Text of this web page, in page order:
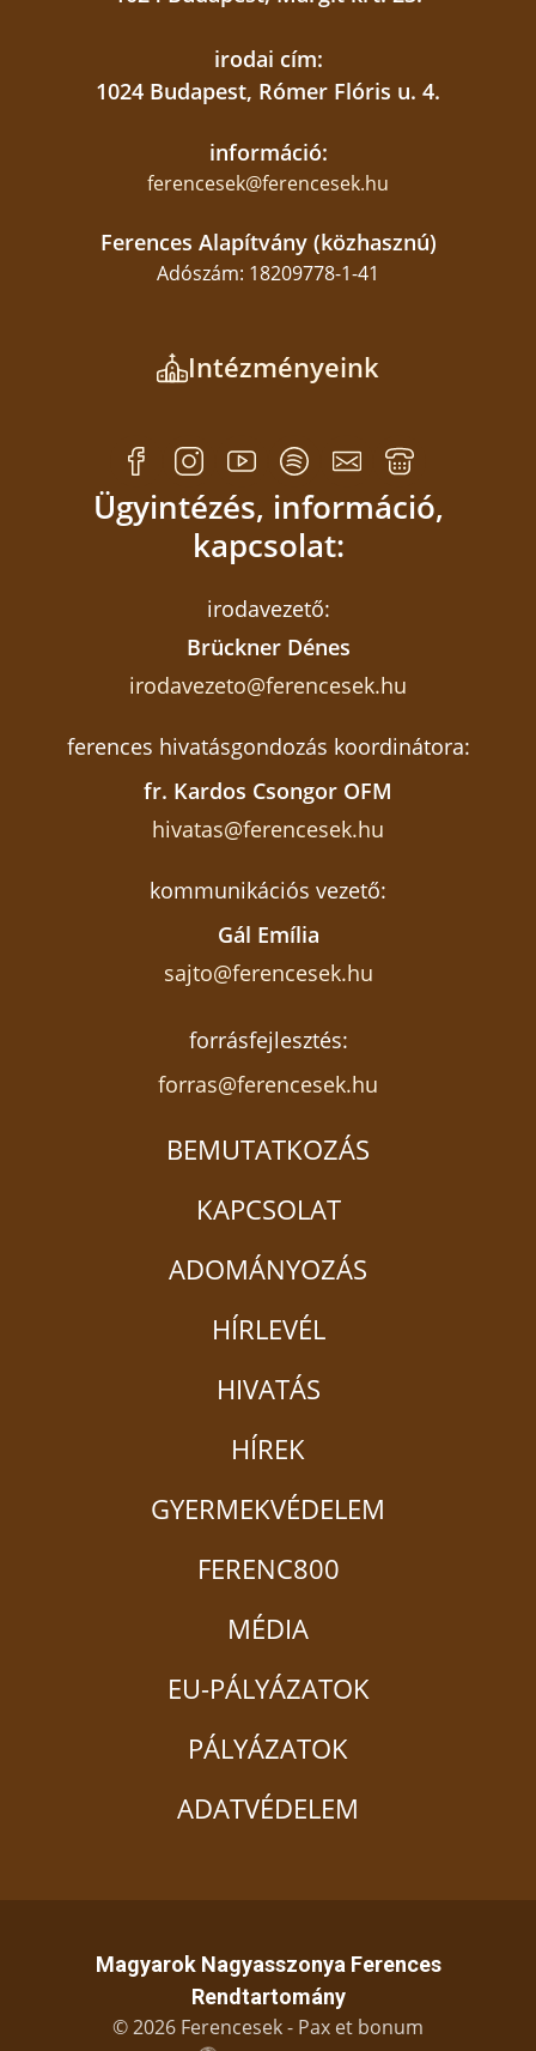
irodai cím:
1024 Budapest, Rómer Flóris u. 4.
információ:
ferencesek@ferencesek.hu
Ferences Alapítvány (közhasznú)
Adószám: 18209778-1-41
Intézményeink
Ügyintézés, információ,
kapcsolat:
irodavezető:
Brückner Dénes
irodavezeto@ferencesek.hu
ferences hivatásgondozás koordinátora:
fr. Kardos Csongor OFM
hivatas@ferencesek.hu
kommunikációs vezető:
Gál Emília
sajto@ferencesek.hu
forrásfejlesztés:
forras@ferencesek.hu
BEMUTATKOZÁS
KAPCSOLAT
ADOMÁNYOZÁS
HÍRLEVÉL
HIVATÁS
HÍREK
GYERMEKVÉDELEM
FERENC800
MÉDIA
EU-PÁLYÁZATOK
PÁLYÁZATOK
ADATVÉDELEM
Magyarok Nagyasszonya Ferences
Rendtartomány
© 2026 Ferencesek - Pax et bonum